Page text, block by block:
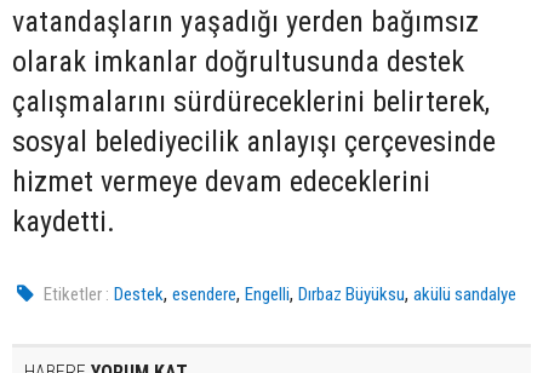
vatandaşların yaşadığı yerden bağımsız
olarak imkanlar doğrultusunda destek
çalışmalarını sürdüreceklerini belirterek,
sosyal belediyecilik anlayışı çerçevesinde
hizmet vermeye devam edeceklerini
kaydetti.
Etiketler : Destek,esendere,Engelli,Dırbaz Büyüksu,akülü sandalye